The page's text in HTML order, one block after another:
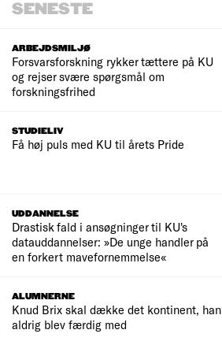
SENESTE
ARBEJDSMILJØ
Forsvarsforskning rykker tættere på KU
og rejser svære spørgsmål om
forskningsfrihed
STUDIELIV
Få høj puls med KU til årets Pride
UDDANNELSE
Drastisk fald i ansøgninger til KU's
datauddannelser: »De unge handler på
en forkert mavefornemmelse«
ALUMNERNE
Knud Brix skal dække det kontinent, han
aldrig blev færdig med